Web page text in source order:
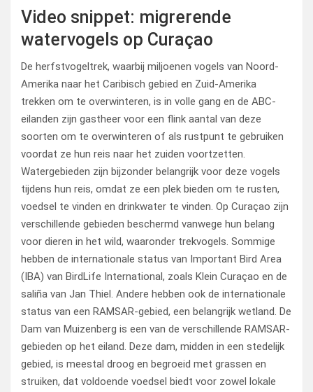
Video snippet: migrerende
watervogels op Curaçao
De herfstvogeltrek, waarbij miljoenen vogels van Noord-
Amerika naar het Caribisch gebied en Zuid-Amerika
trekken om te overwinteren, is in volle gang en de ABC-
eilanden zijn gastheer voor een flink aantal van deze
soorten om te overwinteren of als rustpunt te gebruiken
voordat ze hun reis naar het zuiden voortzetten.
Watergebieden zijn bijzonder belangrijk voor deze vogels
tijdens hun reis, omdat ze een plek bieden om te rusten,
voedsel te vinden en drinkwater te vinden. Op Curaçao zijn
verschillende gebieden beschermd vanwege hun belang
voor dieren in het wild, waaronder trekvogels. Sommige
hebben de internationale status van Important Bird Area
(IBA) van BirdLife International, zoals Klein Curaçao en de
saliña van Jan Thiel. Andere hebben ook de internationale
status van een RAMSAR-gebied, een belangrijk wetland. De
Dam van Muizenberg is een van de verschillende RAMSAR-
gebieden op het eiland. Deze dam, midden in een stedelijk
gebied, is meestal droog en begroeid met grassen en
struiken, dat voldoende voedsel biedt voor zowel lokale